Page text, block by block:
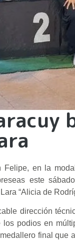
en la
este
“Alicia de
dirección
podios en
final